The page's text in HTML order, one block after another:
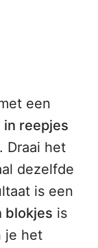
een
in reepjes
. Draai het
dezelfde
is een
blokjes is
je het